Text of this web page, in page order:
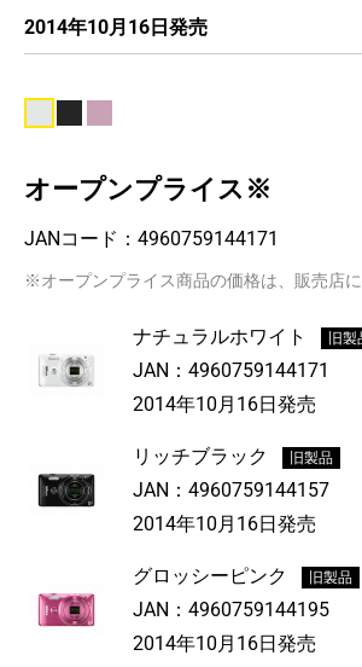
2014年10月16日発売
オープンプライス※
JANコード： 4960759144171
※オープンプライス商品の価格は、販売店に
ナチュラルホワイト 旧製
JAN： 4960759144171
2014年10月16日発売
リッチブラック 旧製品
JAN： 4960759144157
2014年10月16日発売
グロッシーピンク 旧製品
JAN： 4960759144195
2014年10月16日発売